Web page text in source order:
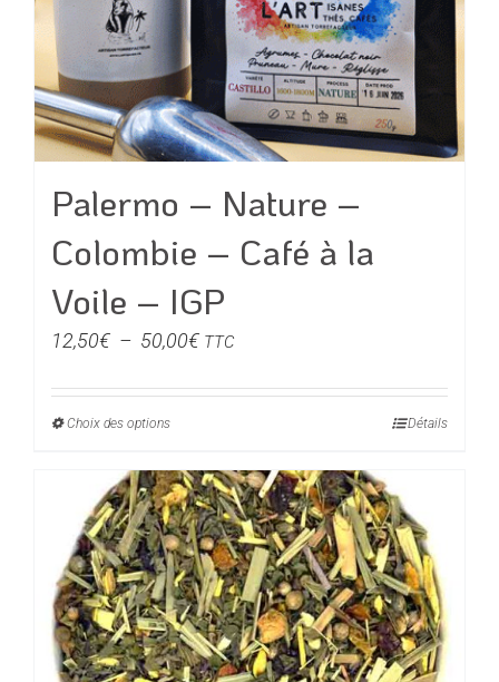
la
page
du
produit
Palermo – Nature –
Colombie – Café à la
Voile – IGP
12,50€ – 50,00€Plage
prix :
50,00€
TTC
Choix des optionsCe
a
plusieurs
variations.
Les
options
peuvent
être
Détails